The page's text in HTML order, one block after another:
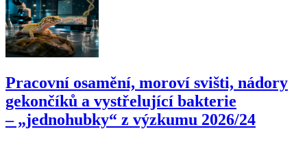
Pracovní osamění, moroví svišti, nádory
gekončíků a vystřelující bakterie
–⁠ „jednohubky“ z výzkumu 2026/24